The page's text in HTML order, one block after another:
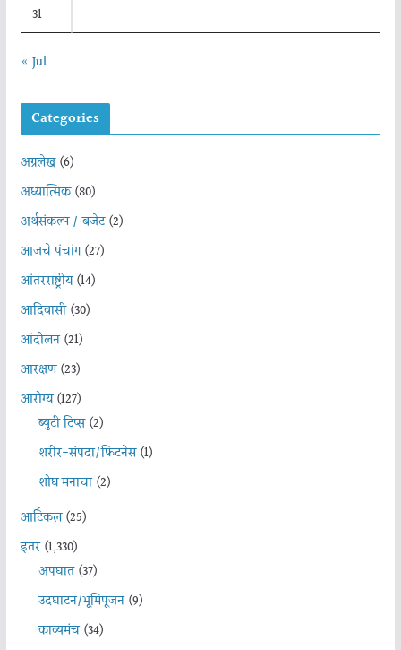
31
« Jul
Categories
अग्रलेख(6)
अध्यात्मिक(80)
अर्थसंकल्प / बजेट(2)
आजचे पंचांग(27)
आंतरराष्ट्रीय(14)
आदिवासी(30)
आंदोलन(21)
आरक्षण(23)
आरोग्य(127)
ब्युटी टिप्स(2)
शरीर-संपदा/फिटनेस(1)
शोध मनाचा(2)
आर्टिकल(25)
इतर(1,330)
अपघात(37)
उदघाटन/भूमिपूजन(9)
काव्यमंच(34)